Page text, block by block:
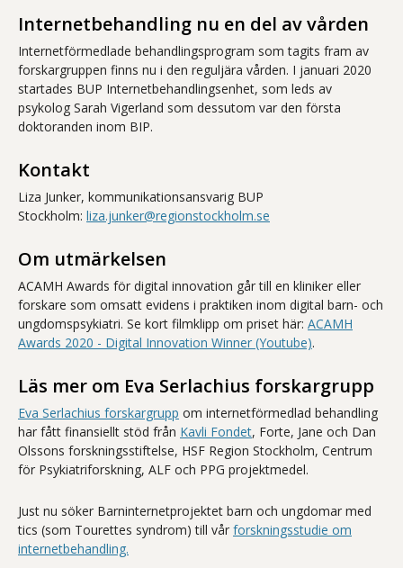
Internetbehandling nu en del av vården
Internetförmedlade behandlingsprogram som tagits fram av
forskargruppen finns nu i den reguljära vården. I januari 2020
startades BUP Internetbehandlingsenhet, som leds av
psykolog Sarah Vigerland som dessutom var den första
doktoranden inom BIP.
Kontakt
Liza Junker, kommunikationsansvarig BUP
Stockholm: liza.junker@regionstockholm.se
Om utmärkelsen
ACAMH Awards för digital innovation går till en kliniker eller
forskare som omsatt evidens i praktiken inom digital barn- och
ungdomspsykiatri. Se kort filmklipp om priset här: ACAMH
Awards 2020 - Digital Innovation Winner (Youtube).
Läs mer om Eva Serlachius forskargrupp
Eva Serlachius forskargrupp om internetförmedlad behandling
har fått finansiellt stöd från Kavli Fondet, Forte, Jane och Dan
Olssons forskningsstiftelse, HSF Region Stockholm, Centrum
för Psykiatriforskning, ALF och PPG projektmedel.
Just nu söker Barninternetprojektet barn och ungdomar med
tics (som Tourettes syndrom) till vår forskningsstudie om
internetbehandling.